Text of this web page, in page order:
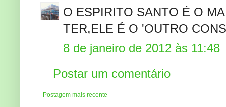
O ESPIRITO SANTO É O
TER,ELE É O 'OUTRO
8 de janeiro de 2012 às 11:48
Postar um comentário
Postagem mais recente